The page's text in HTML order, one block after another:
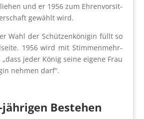
und er 1956 zum Ehren­vor­sit­
gewählt wird.
Wahl der Schüt­zen­kö­ni­gin füllt so
1956 wird mit Stim­men­mehr­
jeder König sei­ne eige­ne Frau
neh­men darf“.
jäh­ri­gen Bestehen